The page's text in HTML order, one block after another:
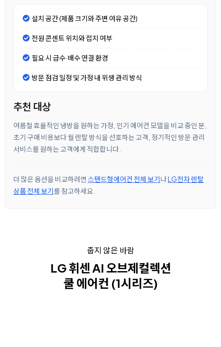
설치 공간 (제품 크기와 주변 여유 공간)
전원 콘센트 위치와 접지 여부
필요 시 급수·배수 연결 환경
방문 점검 일정 및 가정 내 위생 관리 방식
추천 대상
여름철 효율적인 냉방을 원하는 가정, 인기 에어컨 모델을 비교 중인 분,
초기 구매 비용보다 월 렌탈 방식을 선호하는 고객, 정기적인 방문 관리
서비스를 원하는 고객에게 적합합니다.
더 많은 옵션을 비교하려면 스탠드형에어컨 전체 보기나LG전자 렌탈
상품 전체 보기를 참고하세요.
춥지 않은 바람
LG 휘센 AI 오브제컬렉션
쿨 에어컨 (1시리즈)